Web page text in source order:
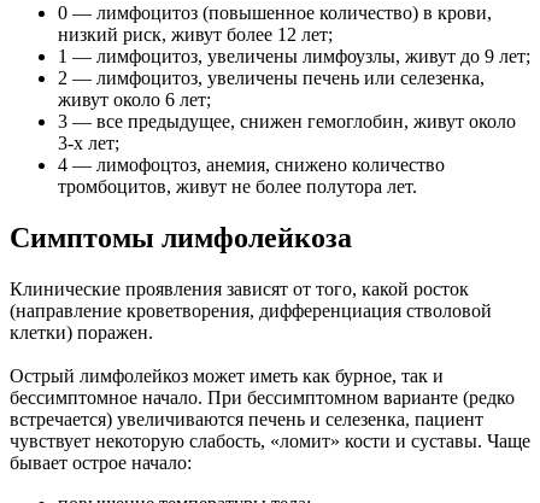
0 — лимфоцитоз (повышенное количество) в крови,
низкий риск, живут более 12 лет;
1 — лимфоцитоз, увеличены лимфоузлы, живут до 9 лет;
2 — лимфоцитоз, увеличены печень или селезенка,
живут около 6 лет;
3 — все предыдущее, снижен гемоглобин, живут около
3-х лет;
4 — лимофоцтоз, анемия, снижено количество
тромбоцитов, живут не более полутора лет.
Симптомы лимфолейкоза
Клинические проявления зависят от того, какой росток
(направление кроветворения, дифференциация стволовой
клетки) поражен.
Острый лимфолейкоз может иметь как бурное, так и
бессимптомное начало. При бессимптомном варианте (редко
встречается) увеличиваются печень и селезенка, пациент
чувствует некоторую слабость, «ломит» кости и суставы. Чаще
бывает острое начало: